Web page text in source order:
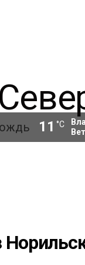
11 °C